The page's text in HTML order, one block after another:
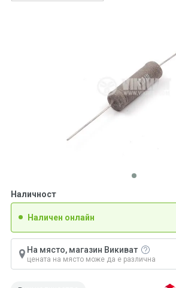
Наличност
Наличен онлайн
На място, магазин Викиват
цената на място може да е различна